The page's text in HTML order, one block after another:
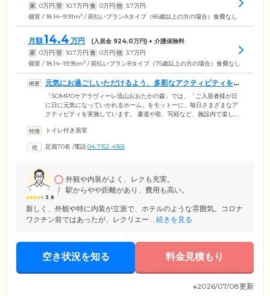
家 0万円 管 10.7万円 食 0万円 他 3.7万円
個室 / 18.14~9.91m2 / 前払いプランAタイプ（85歳以上の方の場合）食費なし
月額14.4 万円 (入居金 924.0万円) + 介護保険料
家 0万円 管 10.7万円 食 0万円 他 3.7万円
個室 / 18.14~19.95m2 / 前払いプランBタイプ（75歳以上の方の場合）食費なし
元気にお過ごしいただけるよう、多彩なアクティビティを実
施しています
「SOMPOケアラヴィーレ流山おおたかの森」では、「ご入居者様が日
に日に元気になっていかれるホーム」をモットーに、毎日さまざまなア
クティビティを実施しています。 書道や歌、写経など、施設内で楽しめ
ュの機会も積極的に設けています。外出時にはスタッフが責任をもって
心してご参加ください。そのほか、オンラインを使用して外部ボランテ
トイレ付き居室
定員70名 /電話04-7152-4165
3.8
外観や内装がよく、レクも充実。
駅からやや距離があり、費用も高い。
新しく、外観や特に内装が立派で、ホテルのような雰囲気。コロナ
ワクチン前ではあったが、レクリエー... 続きを見る
空き状況を知る 料金見積もり
※2026/07/08更新